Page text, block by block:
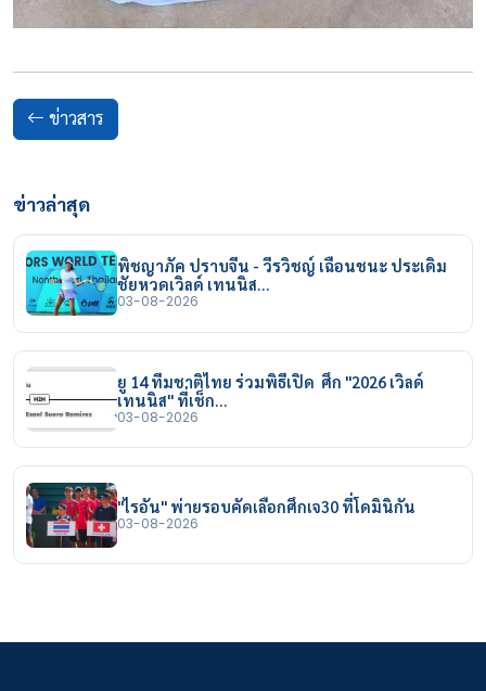
ข่าวสาร
ข่าวล่าสุด
พิชญาภัค ปราบจีน - วีรวิชญ์ เฉือนชนะ ประเดิม
ชัยหวดเวิลด์ เทนนิส…
03-08-2026
ยู 14 ทีมชาติไทย ร่วมพิธีเปิด ศึก "2026 เวิลด์
เทนนิส" ที่เช็ก…
03-08-2026
"ไรอัน" พ่ายรอบคัดเลือกศึกเจ30 ที่โดมินิกัน
03-08-2026